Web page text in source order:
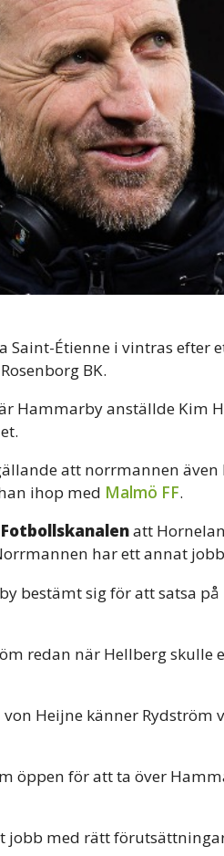
Saint-Étienne i vintras efter
BK.
Hammarby anställde Kim
att norrmannen
ihop med Malmö FF.
Fotbollskanalenatt
har ett annat
bestämt sig för att satsa
redan när Hellberg skulle
Heijne känner
öppen för att ta över
jobb med rätt